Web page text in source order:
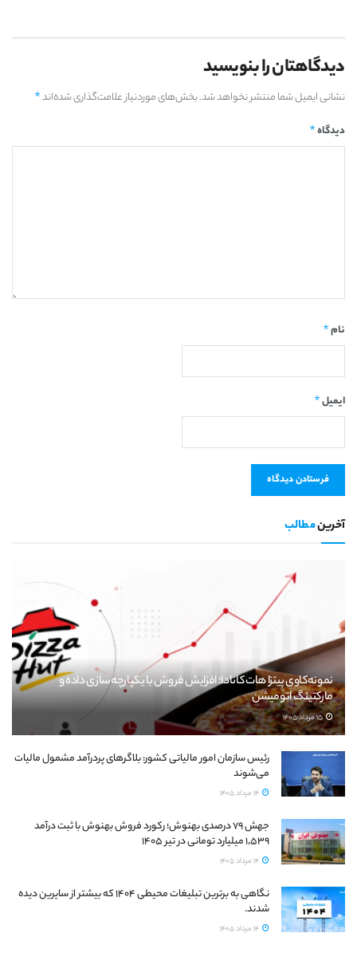
دیدگاهتان را بنویسید
نشانی ایمیل شما منتشر نخواهد شد.بخش‌های موردنیاز علامت‌گذاری شده‌اند*
دیدگاه*
نام*
ایمیل*
آخرینمطالب
نمونه‌کاوی پیتزا هات کانادا؛ افزایش فروش با یکپارچه‌سازی داده و
مارکتینگ اتومیشن
15 مرداد 1405
رئیس سازمان امور مالیاتی کشور: بلاگرهای پردرآمد مشمول مالیات
می‌شوند
جهش ۷۹ درصدی بهنوش؛ رکورد فروش بهنوش با ثبت درآمد
۱٬۵۳۹ میلیارد تومانی در تیر ۱۴۰۵
نگاهی به برترین تبلیغات محیطی ۱۴۰۴ که بیشتر از سایرین دیده
شدند.